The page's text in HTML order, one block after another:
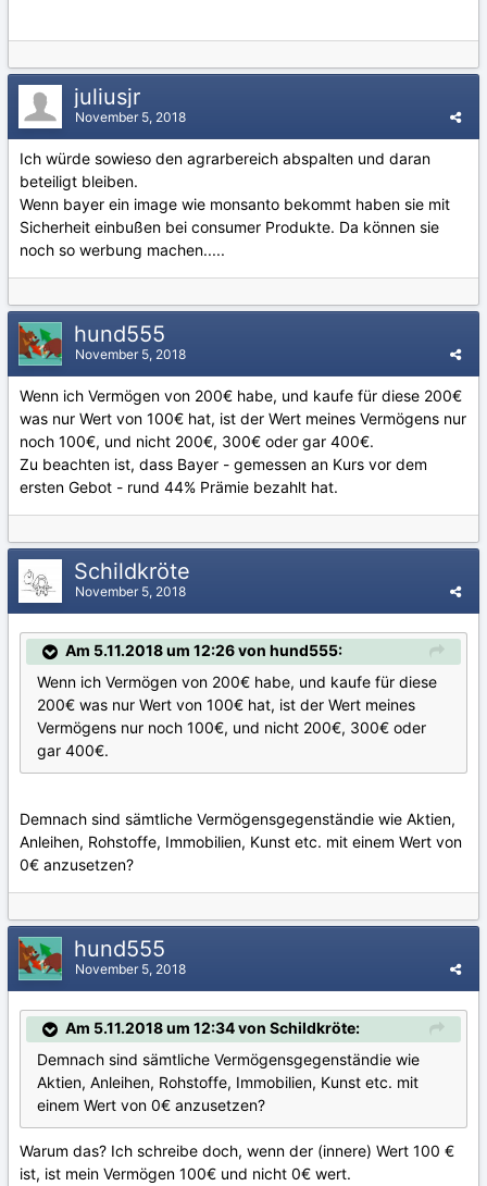
juliusjr
November 5, 2018
Ich würde sowieso den agrarbereich abspalten und daran
beteiligt bleiben.
Wenn bayer ein image wie monsanto bekommt haben sie mit
Sicherheit einbußen bei consumer Produkte. Da können sie
noch so werbung machen.....
hund555
November 5, 2018
Wenn ich Vermögen von 200€ habe, und kaufe für diese 200€
was nur Wert von 100€ hat, ist der Wert meines Vermögens nur
noch 100€, und nicht 200€, 300€ oder gar 400€.
Zu beachten ist, dass Bayer - gemessen an Kurs vor dem
ersten Gebot - rund 44% Prämie bezahlt hat.
Schildkröte
November 5, 2018
Am 5.11.2018 um 12:26 von hund555:
Wenn ich Vermögen von 200€ habe, und kaufe für diese
200€ was nur Wert von 100€ hat, ist der Wert meines
Vermögens nur noch 100€, und nicht 200€, 300€ oder
gar 400€.
Demnach sind sämtliche Vermögensgegenständie wie Aktien,
Anleihen, Rohstoffe, Immobilien, Kunst etc. mit einem Wert von
0€ anzusetzen?
hund555
November 5, 2018
Am 5.11.2018 um 12:34 von Schildkröte:
Demnach sind sämtliche Vermögensgegenständie wie
Aktien, Anleihen, Rohstoffe, Immobilien, Kunst etc. mit
einem Wert von 0€ anzusetzen?
Warum das? Ich schreibe doch, wenn der (innere) Wert 100 €
ist, ist mein Vermögen 100€ und nicht 0€ wert.